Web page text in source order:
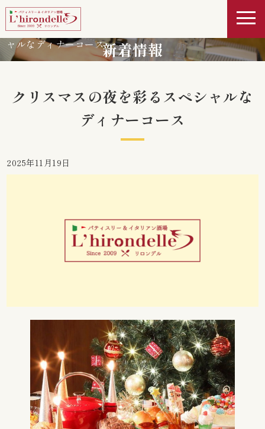
新着情報
ホーム > 新着情報
クリスマスの夜を彩るスペシ
ャルなディナーコース
クリスマスの夜を彩るスペシャルな
ディナーコース
2025年11月19日